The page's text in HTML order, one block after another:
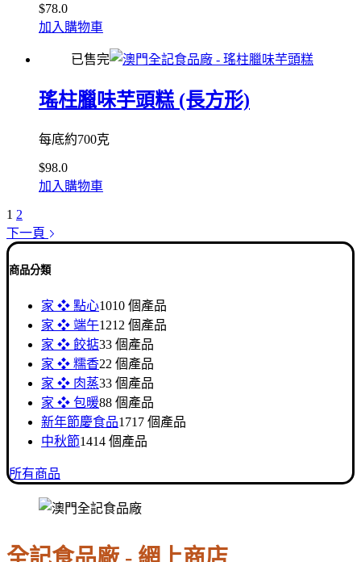
$78.0
加入購物車
已售完
瑤柱臘味芋頭糕 (長方形)
每底約700克
$98.0
加入購物車
1 2
下一頁
商品分類
家 ❖ 點心1010 個產品
家 ❖ 端午1212 個產品
家 ❖ 餃掂33 個產品
家 ❖ 糯香22 個產品
家 ❖ 肉蒸33 個產品
家 ❖ 包暖88 個產品
新年節慶食品1717 個產品
中秋節1414 個產品
所有商品